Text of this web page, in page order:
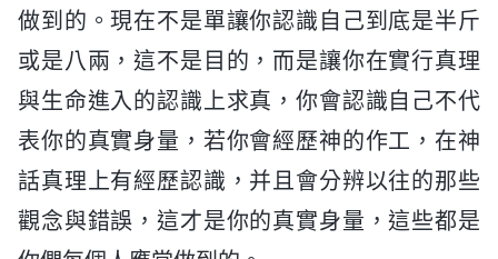
做到的。現在不是單讓你認識自己到底是半斤
或是八兩，這不是目的，而是讓你在實行真理
與生命進入的認識上求真，你會認識自己不代
表你的真實身量，若你會經歷神的作工，在神
話真理上有經歷認識，并且會分辨以往的那些
觀念與錯誤，這才是你的真實身量，這些都是